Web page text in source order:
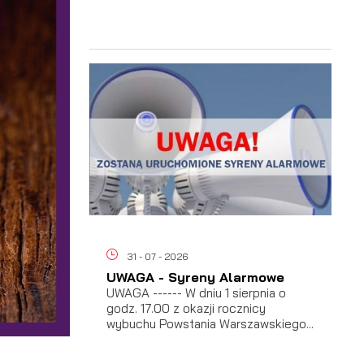
31 - 07 - 2026
UWAGA - Syreny Alarmowe
UWAGA ------ W dniu 1 sierpnia o
godz. 17.00 z okazji rocznicy
wybuchu Powstania Warszawskiego...